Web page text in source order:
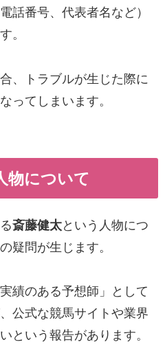
話番号、代表者名など）
。
、トラブルが生じた際に
ってしまいます。
物について
斎藤健太という人物につ
疑問が生じます。
績のある予想師」として
公式な競馬サイトや業界
という報告があります。